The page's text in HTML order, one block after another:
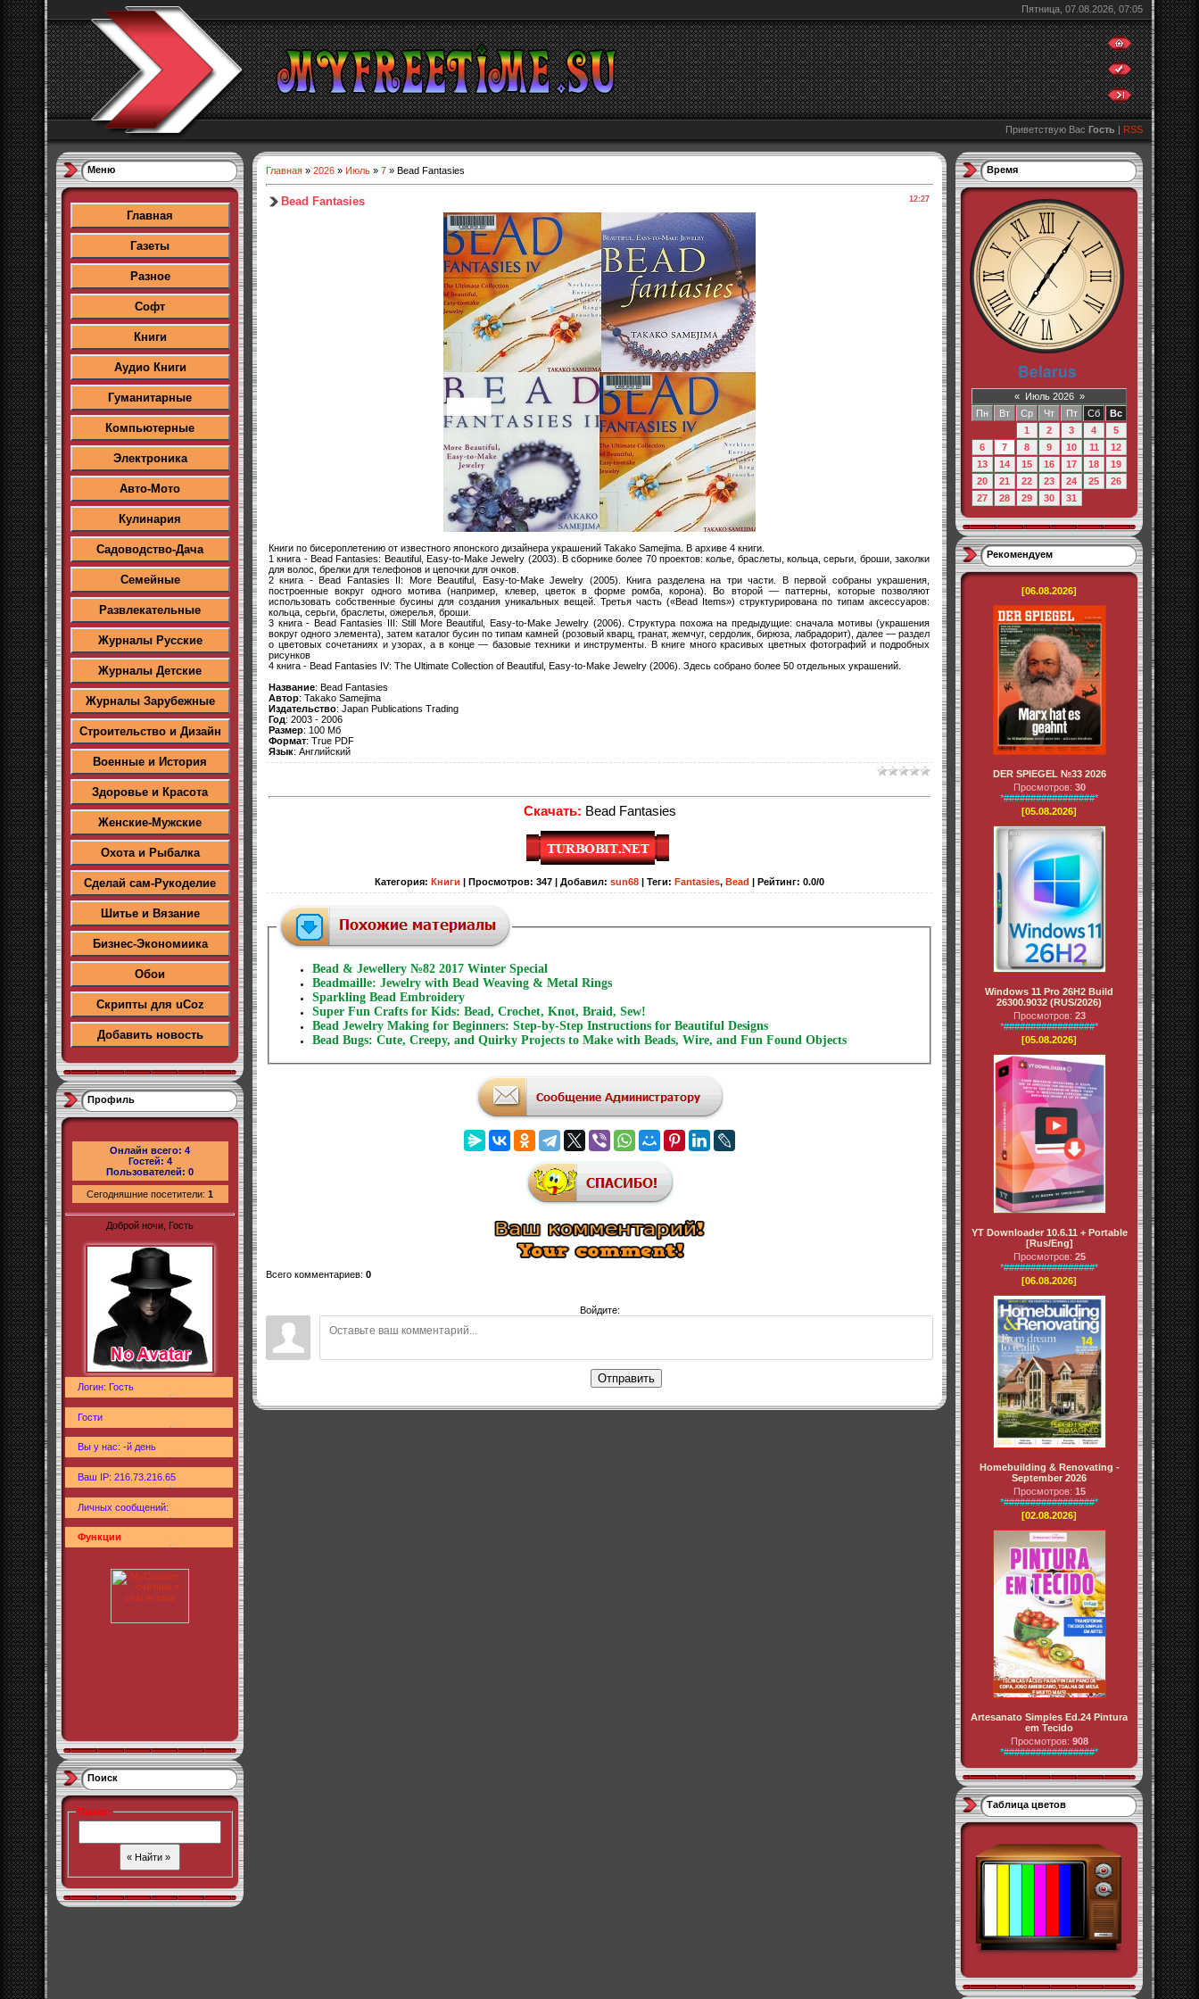
Пятница, 07.08.2026, 07:05
Приветствую Вас Гость | RSS
Меню
Главная
Газеты
Разное
Софт
Книги
Аудио Книги
Гуманитарные
Компьютерные
Электроника
Авто-Мото
Кулинария
Садоводство-Дача
Семейные
Развлекательные
Журналы Русские
Журналы Детские
Журналы Зарубежные
Строительство и Дизайн
Военные и История
Здоровье и Красота
Женские-Мужские
Охота и Рыбалка
Сделай сам-Рукоделие
Шитье и Вязание
Бизнес-Экономиика
Обои
Скрипты для uCoz
Добавить новость
Профиль
Онлайн всего: 4
Гостей: 4
Пользователей: 0
Сегодняшние посетители: 1
Доброй ночи, Гость
Логин: Гость
Гости
Вы у нас: -й день
Ваш IP: 216.73.216.65
Личных сообщений:
Функции
Поиск
Поиск:
Главная » 2026 » Июль » 7 » Bead Fantasies
12:27
Bead Fantasies
Книги по бисероплетению от известного японского дизайнера украшений Takako Samejima. В архиве 4 книги.
1 книга - Bead Fantasies: Beautiful, Easy-to-Make Jewelry (2003). В сборнике более 70 проектов: колье, браслеты, кольца, серьги, броши, заколки
для волос, брелки для телефонов и цепочки для очков.
2 книга - Bead Fantasies II: More Beautiful, Easy-to-Make Jewelry (2005). Книга разделена на три части. В первой собраны украшения,
построенные вокруг одного мотива (например, клевер, цветок в форме ромба, корона). Во второй — паттерны, которые позволяют
использовать собственные бусины для создания уникальных вещей. Третья часть («Bead Items») структурирована по типам аксессуаров:
кольца, серьги, браслеты, ожерелья, броши.
3 книга - Bead Fantasies III: Still More Beautiful, Easy-to-Make Jewelry (2006). Структура похожа на предыдущие: сначала мотивы (украшения
вокруг одного элемента), затем каталог бусин по типам камней (розовый кварц, гранат, жемчуг, сердолик, бирюза, лабрадорит), далее — раздел
о цветовых сочетаниях и узорах, а в конце — базовые техники и инструменты. В книге много красивых цветных фотографий и подробных
рисунков
4 книга - Bead Fantasies IV: The Ultimate Collection of Beautiful, Easy-to-Make Jewelry (2006). Здесь собрано более 50 отдельных украшений.
Название: Bead Fantasies
Автор: Takako Samejima
Издательство: Japan Publications Trading
Год: 2003 - 2006
Размер: 100 Мб
Формат: True PDF
Язык: Английский
Скачать: Bead Fantasies
Категория: Книги Просмотров: 347 Добавил: sun68 Теги: Fantasies, Bead Рейтинг: 0.0/0
Bead & Jewellery №82 2017 Winter Special
Beadmaille: Jewelry with Bead Weaving & Metal Rings
Sparkling Bead Embroidery
Super Fun Crafts for Kids: Bead, Crochet, Knot, Braid, Sew!
Bead Jewelry Making for Beginners: Step-by-Step Instructions for Beautiful Designs
Bead Bugs: Cute, Creepy, and Quirky Projects to Make with Beads, Wire, and Fun Found Objects
Всего комментариев: 0
Войдите:
Отправить
Время
« Июль 2026 »
Пн
Вт Ср Чт Пт Сб
Вс
1
2 3 4
5
6
7 8 9 10 11
12
13
14 15 16 17 18
19
20
21 22 23 24 25
26
27
28 29 30 31
Рекомендуем
[06.08.2026]
DER SPIEGEL №33 2026
Просмотров: 30
*#################*
[05.08.2026]
Windows 11 Pro 26H2 Build
26300.9032 (RUS/2026)
Просмотров: 23
*#################*
[05.08.2026]
YT Downloader 10.6.11 + Portable
[Rus/Eng]
Просмотров: 25
*#################*
[06.08.2026]
Homebuilding & Renovating -
September 2026
Просмотров: 15
*#################*
[02.08.2026]
Artesanato Simples Ed.24 Pintura
em Tecido
Просмотров: 908
*#################*
Таблица цветов